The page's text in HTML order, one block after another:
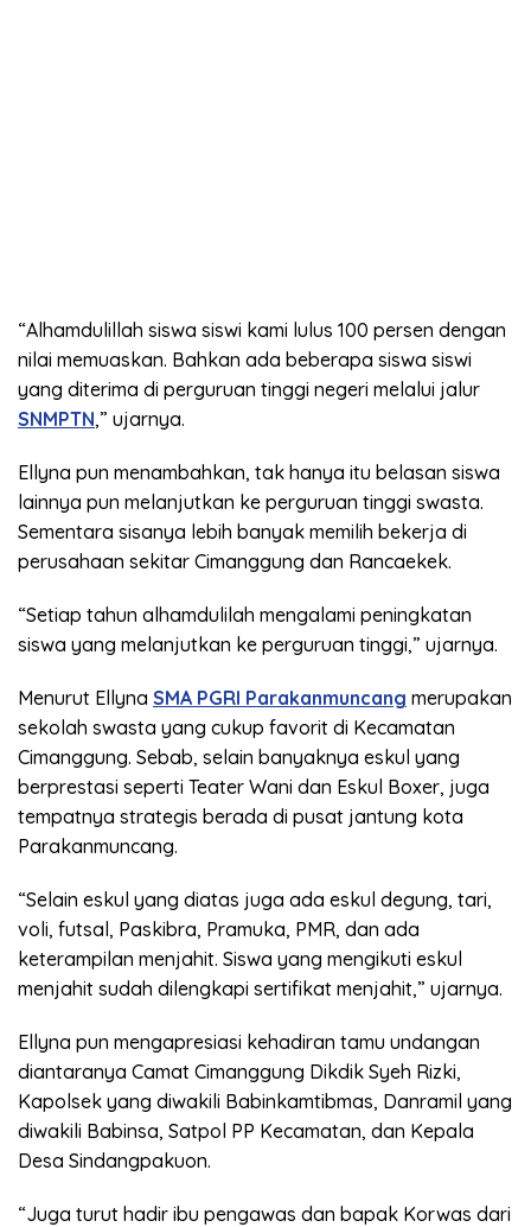
“Alhamdulillah siswa siswi kami lulus 100 persen dengan
nilai memuaskan. Bahkan ada beberapa siswa siswi
yang diterima di perguruan tinggi negeri melalui jalur
SNMPTN,” ujarnya.
Ellyna pun menambahkan, tak hanya itu belasan siswa
lainnya pun melanjutkan ke perguruan tinggi swasta.
Sementara sisanya lebih banyak memilih bekerja di
perusahaan sekitar Cimanggung dan Rancaekek.
“Setiap tahun alhamdulilah mengalami peningkatan
siswa yang melanjutkan ke perguruan tinggi,” ujarnya.
Menurut Ellyna SMA PGRI Parakanmuncang merupakan
sekolah swasta yang cukup favorit di Kecamatan
Cimanggung. Sebab, selain banyaknya eskul yang
berprestasi seperti Teater Wani dan Eskul Boxer, juga
tempatnya strategis berada di pusat jantung kota
Parakanmuncang.
“Selain eskul yang diatas juga ada eskul degung, tari,
voli, futsal, Paskibra, Pramuka, PMR, dan ada
keterampilan menjahit. Siswa yang mengikuti eskul
menjahit sudah dilengkapi sertifikat menjahit,” ujarnya.
Ellyna pun mengapresiasi kehadiran tamu undangan
diantaranya Camat Cimanggung Dikdik Syeh Rizki,
Kapolsek yang diwakili Babinkamtibmas, Danramil yang
diwakili Babinsa, Satpol PP Kecamatan, dan Kepala
Desa Sindangpakuon.
“Juga turut hadir ibu pengawas dan bapak Korwas dari